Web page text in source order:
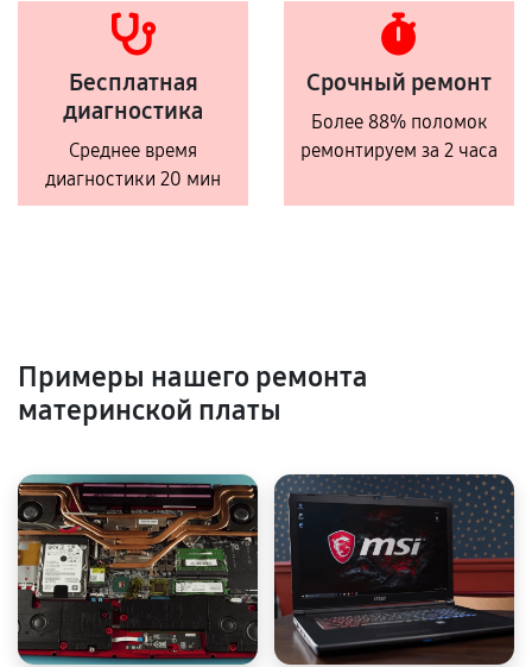
Бесплатная
диагностика
Среднее время
диагностики 20 мин
Срочный ремонт
Более 88% поломок
ремонтируем за 2 часа
Примеры нашего ремонта
материнской платы